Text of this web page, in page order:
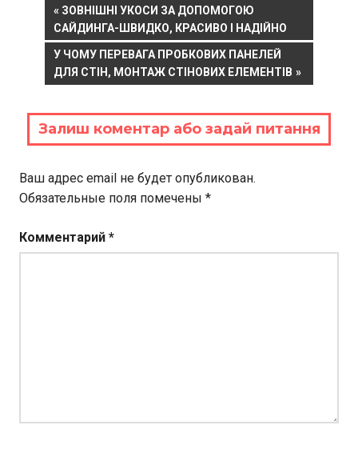
Навигация
по
записям
PREVIOUS
POST:
ЗОВНІШНІ УКОСИ ЗА ДОПОМОГОЮ
САЙДИНГА-ШВИДКО, КРАСИВО І НАДІЙНО
NEXT
POST:
У ЧОМУ ПЕРЕВАГА ПРОБКОВИХ ПАНЕЛЕЙ
ДЛЯ СТІН, МОНТАЖ СТІНОВИХ ЕЛЕМЕНТІВ
Залиш коментар або задай питання
Ваш адрес email не будет опубликован.
Обязательные поля помечены *
Комментарий *